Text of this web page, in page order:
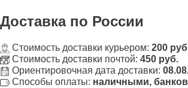
Доставка по России
Стоимость доставки курьером: 200
Стоимость доставки почтой: 450 руб.
Ориентировочная дата доставки:
Способы оплаты: наличными,